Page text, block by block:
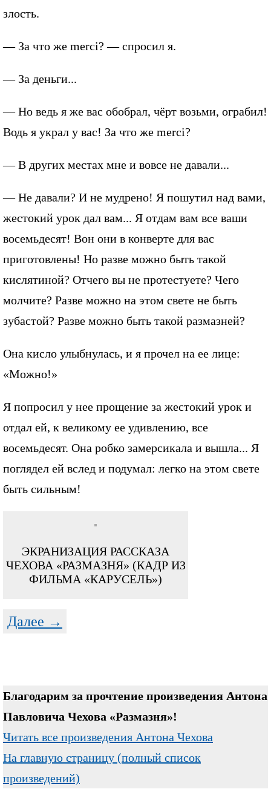
злость.
— За что же merci? — спросил я.
— За деньги...
— Но ведь я же вас обобрал, чёрт возьми, ограбил!
Водь я украл у вас! За что же merci?
— В других местах мне и вовсе не давали...
— Не давали? И не мудрено! Я пошутил над вами,
жестокий урок дал вам... Я отдам вам все ваши
восемьдесят! Вон они в конверте для вас
приготовлены! Но разве можно быть такой
кислятиной? Отчего вы не протестуете? Чего
молчите? Разве можно на этом свете не быть
зубастой? Разве можно быть такой размазней?
Она кисло улыбнулась, и я прочел на ее лице:
«Можно!»
Я попросил у нее прощение за жестокий урок и
отдал ей, к великому ее удивлению, все
восемьдесят. Она робко замерсикала и вышла... Я
поглядел ей вслед и подумал: легко на этом свете
быть сильным!
ЭКРАНИЗАЦИЯ РАССКАЗА
ЧЕХОВА «РАЗМАЗНЯ» (КАДР ИЗ
ФИЛЬМА «КАРУСЕЛЬ»)
Далее →
Благодарим за прочтение произведения Антона
Павловича Чехова «Размазня»!
Читать все произведения Антона Чехова
На главную страницу (полный список
произведений)